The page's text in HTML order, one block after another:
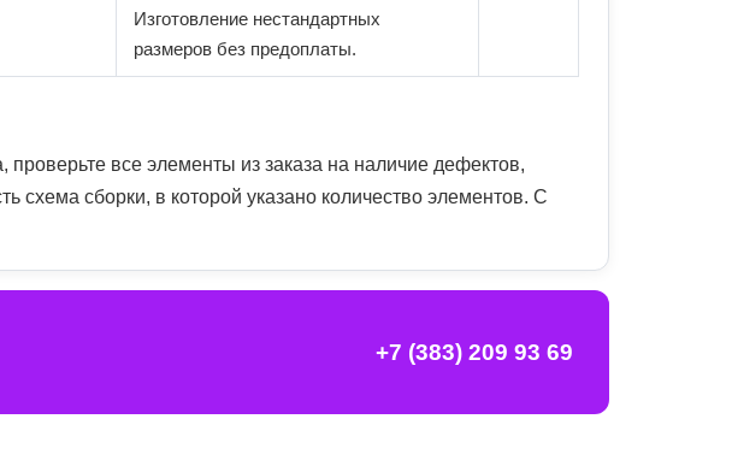
Изготовление нестандартных
размеров без предоплаты.
все элементы из заказа на наличие дефектов,
схема сборки, в которой указано количество элементов. С
+7 (383) 209 93 69